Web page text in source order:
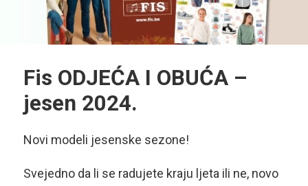
Fis ODJEĆA I OBUĆA –
jesen 2024.
Novi modeli jesenske sezone!
Svejedno da li se radujete kraju ljeta ili ne, novo